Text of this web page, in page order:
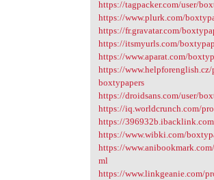
https://tagpacker.com/user/
https://www.plurk.com/
https://fr.gravatar.com/
https://itsmyurls.com/
https://www.aparat.com/
https://
boxtypapers
https://droidsans.com/user/
https://iq.worldcrunch.com/
https://
https://www.wibki.com/
https://
ml
https://www.linkgeanie.com/